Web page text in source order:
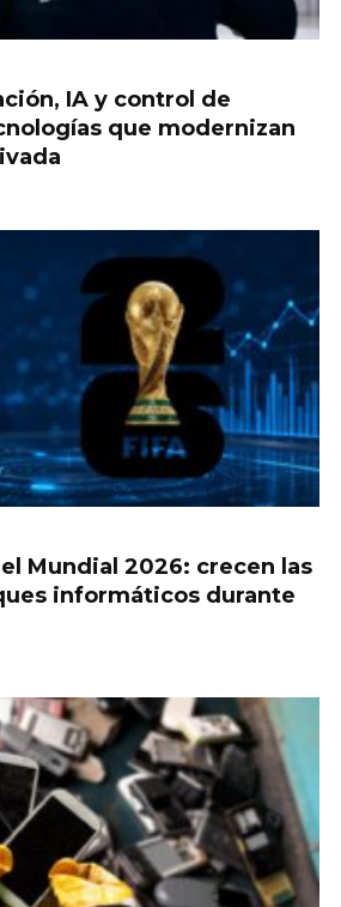
IA y control de
que modernizan
Mundial 2026: crecen las
informáticos durante